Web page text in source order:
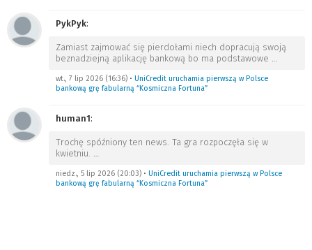
PykPyk:
Zamiast zajmować się pierdołami niech dopracują swoją
beznadziejną aplikację bankową bo ma podstawowe …
wt., 7 lip 2026 (16:36) • UniCredit uruchamia pierwszą w Polsce
bankową grę fabularną “Kosmiczna Fortuna”
human1:
Trochę spóźniony ten news. Ta gra rozpoczęła się w
kwietniu. …
niedz., 5 lip 2026 (20:03) • UniCredit uruchamia pierwszą w Polsce
bankową grę fabularną “Kosmiczna Fortuna”